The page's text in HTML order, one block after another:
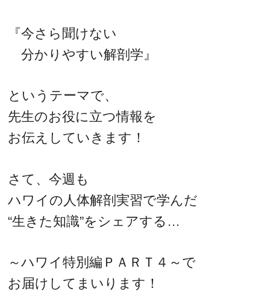
『今さら聞けない
分かりやすい解剖学』
というテーマで、
先生のお役に立つ情報を
お伝えしていきます！
さて、今週も
ハワイの人体解剖実習で学んだ
“生きた知識”をシェアする…
～ハワイ特別編ＰＡＲＴ４～で
お届けしてまいります！